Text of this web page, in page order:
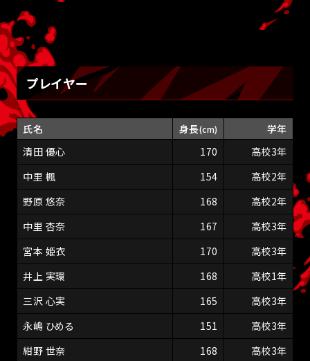
プレイヤー
氏名 身長(cm)
学年
清田 優心
170
高校3年
中里 楓
154
高校2年
野原 悠奈
168
高校2年
中里 杏奈
167
高校3年
宮本 姫衣
170
高校3年
井上 実環
168
高校1年
三沢 心実
165
高校3年
永嶋 ひめる
151
高校3年
紺野 世奈
168
高校3年